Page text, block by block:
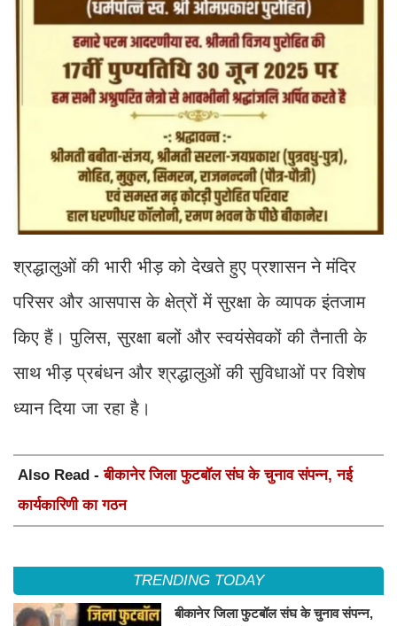
श्रद्धालुओं की भारी भीड़ को देखते हुए प्रशासन ने मंदिर
परिसर और आसपास के क्षेत्रों में सुरक्षा के व्यापक इंतजाम
किए हैं। पुलिस, सुरक्षा बलों और स्वयंसेवकों की तैनाती के
साथ भीड़ प्रबंधन और श्रद्धालुओं की सुविधाओं पर विशेष
ध्यान दिया जा रहा है।
Also Read -बीकानेर जिला फुटबॉल संघ के चुनाव संपन्न, नई
कार्यकारिणी का गठन
TRENDING TODAY
बीकानेर जिला फुटबॉल संघ के चुनाव संपन्न,